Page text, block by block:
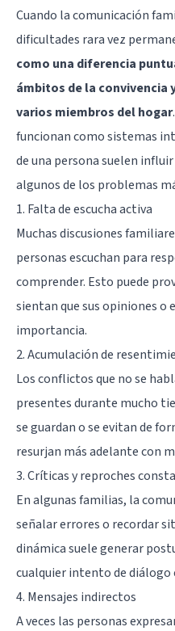
Cuando la comunicación
dificultades rara vez
como una diferencia
ámbitos de la
varios miembros del hogar
funcionan como sistemas
de una persona suelen
algunos de los problemas
1. Falta de escucha activa
Muchas discusiones
personas escuchan para
comprender. Esto puede
sientan que sus opiniones o
importancia.
2. Acumulación de
Los conflictos que no se
presentes durante mucho
se guardan o se evitan de
resurjan más adelante con
3. Críticas y reproches
En algunas familias, la
señalar errores o recordar
dinámica suele generar
cualquier intento de
4. Mensajes indirectos
A veces las personas